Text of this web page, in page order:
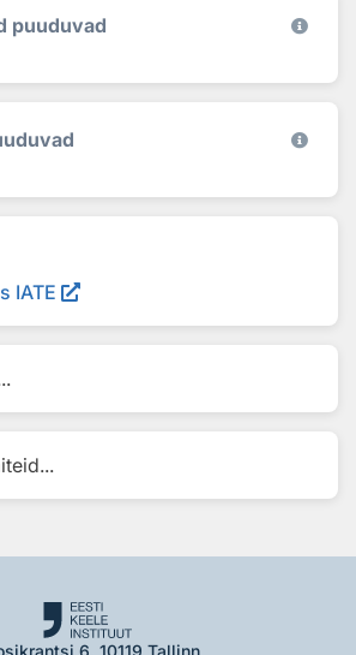
puuduvad
IATE
6, 10119 Tallinn